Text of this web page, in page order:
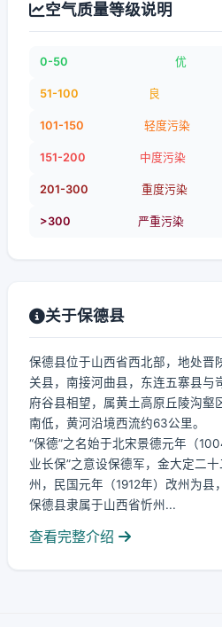
空气质量等级说明
0-50 优
51-100 良
101-150 轻度污染
151-200 中度污染
201-300 重度污染
>300 严重污染
关于保德县
保德县位于山西省西北部，地处晋
关县，南接河曲县，东连五寨县与
府谷县相望，属黄土高原丘陵沟壑
南低，黄河沿境西流约63公里。
“保德”之名始于北宋景德元年（
业长保”之意设保德军，金大定二
州，民国元年（1912年）改州为县
保德县隶属于山西省忻州...
查看完整介绍